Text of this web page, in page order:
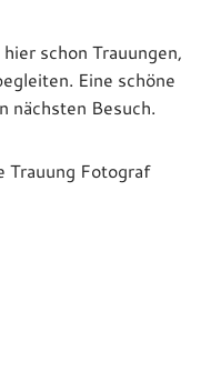
schon Trauungen,
Eine schöne
nächsten Besuch.